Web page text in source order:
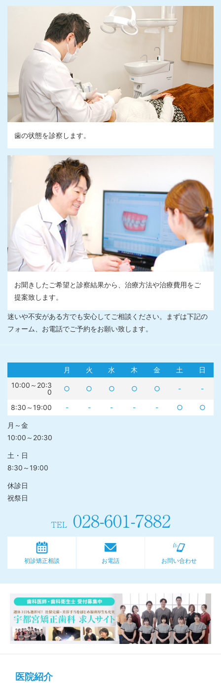
歯の状態を診察します。
お聞きしたご希望と診察結果から、治療方法や治療費用をご
提案致します。
迷いや不安がある方でも安心してご相談ください。まずは下記の
フォーム、お電話でご予約をお願い致します。
月 火 水 木 金 土
日
10:00～20:3
0
○ ○ ○ ○ ○ - -
8:30～19:00 - - - - - ○ ○
月～金
10:00～20:30
土・日
8:30～19:00
休診日
祝祭日
TEL028-601-7882
初診矯正相談 お電話 お問い合わせ
医院紹介